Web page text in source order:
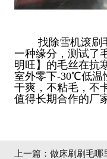
找除雪机滚刷毛
一种缘分，测试了
明旺】的毛丝在抗
室外零下-30℃低温
干爽，不粘毛，不
值得长期合作的厂
上一篇： 做床刷刷毛哪